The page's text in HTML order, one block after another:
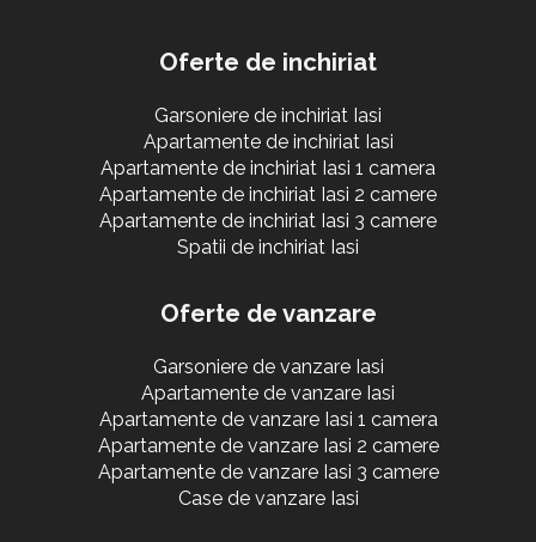
Oferte de inchiriat
Garsoniere de inchiriat Iasi
Apartamente de inchiriat Iasi
Apartamente de inchiriat Iasi 1 camera
Apartamente de inchiriat Iasi 2 camere
Apartamente de inchiriat Iasi 3 camere
Spatii de inchiriat Iasi
Oferte de vanzare
Garsoniere de vanzare Iasi
Apartamente de vanzare Iasi
Apartamente de vanzare Iasi 1 camera
Apartamente de vanzare Iasi 2 camere
Apartamente de vanzare Iasi 3 camere
Case de vanzare Iasi